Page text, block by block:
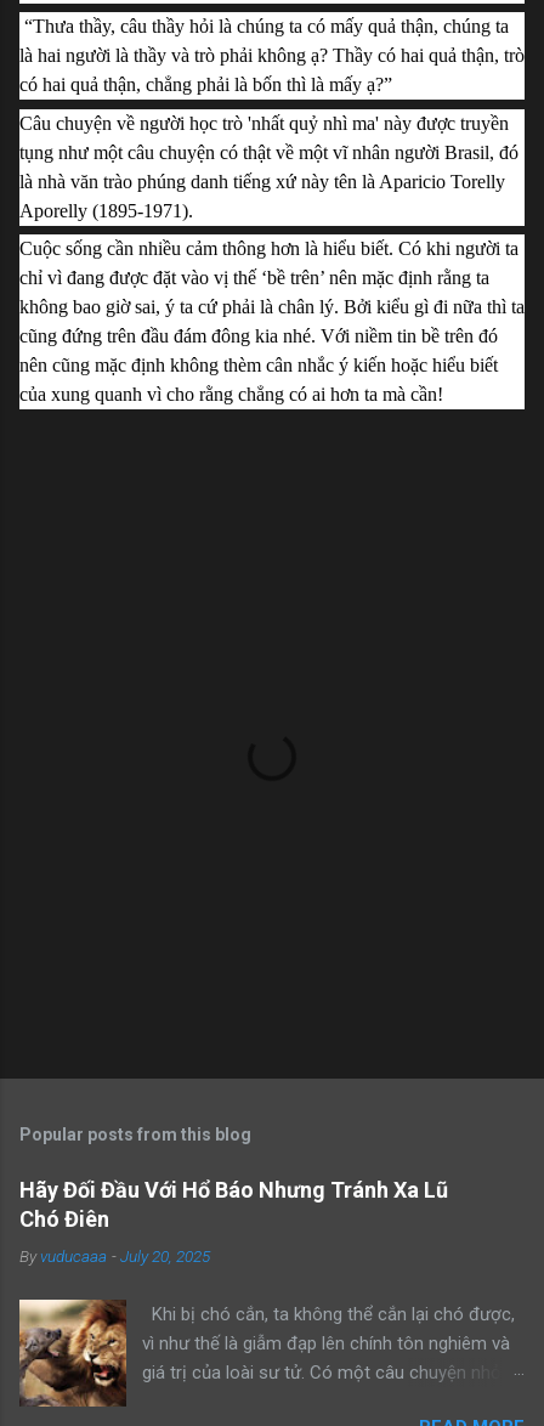
là hai người là thầy và trò phải không ạ? Thầy có hai quả thận, trò
có hai quả thận, chẳng phải là bốn thì là mấy ạ?”
Câu chuyện về người học trò 'nhất quỷ nhì ma' này được truyền
tụng như một câu chuyện có thật về một vĩ nhân người Brasil, đó
là nhà văn trào phúng danh tiếng xứ này tên là Aparicio Torelly
Aporelly (1895-1971).
Cuộc sống cần nhiều cảm thông hơn là hiểu biết. Có khi người ta
chỉ vì đang được đặt vào vị thế ‘bề trên’ nên mặc định rằng ta
không bao giờ sai, ý ta cứ phải là chân lý. Bởi kiểu gì đi nữa thì ta
cũng đứng trên đầu đám đông kia nhé. Với niềm tin bề trên đó
nên cũng mặc định không thèm cân nhắc ý kiến hoặc hiểu biết
của xung quanh vì cho rằng chẳng có ai hơn ta mà cần!
Popular posts from this blog
Hãy Đối Đầu Với Hổ Báo Nhưng Tránh Xa Lũ
Chó Điên
Byvuducaaa -July 20, 2025
Khi bị chó cắn, ta không thể cắn lại chó được,
vì như thế là giẫm đạp lên chính tôn nghiêm và
giá trị của loài sư tử. Có một câu chuyện nhỏ